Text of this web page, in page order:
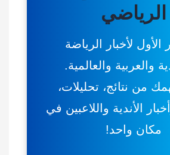
الرياضي
الأول لأخبار الرياضة
والعربية والعالمية.
من نتائج، تحليلات،
الأندية واللاعبين في
مكان واحد!